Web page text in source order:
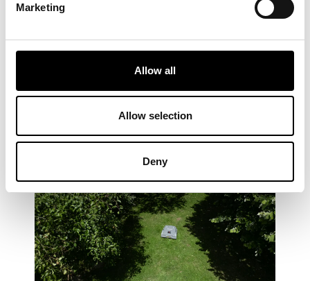
Marketing
Allow all
Allow selection
Deny
きます。利用者への騒音公害がありません（最大52
が豊かになるため、肥料の使用量が減り、耐久性の
詳しく見る